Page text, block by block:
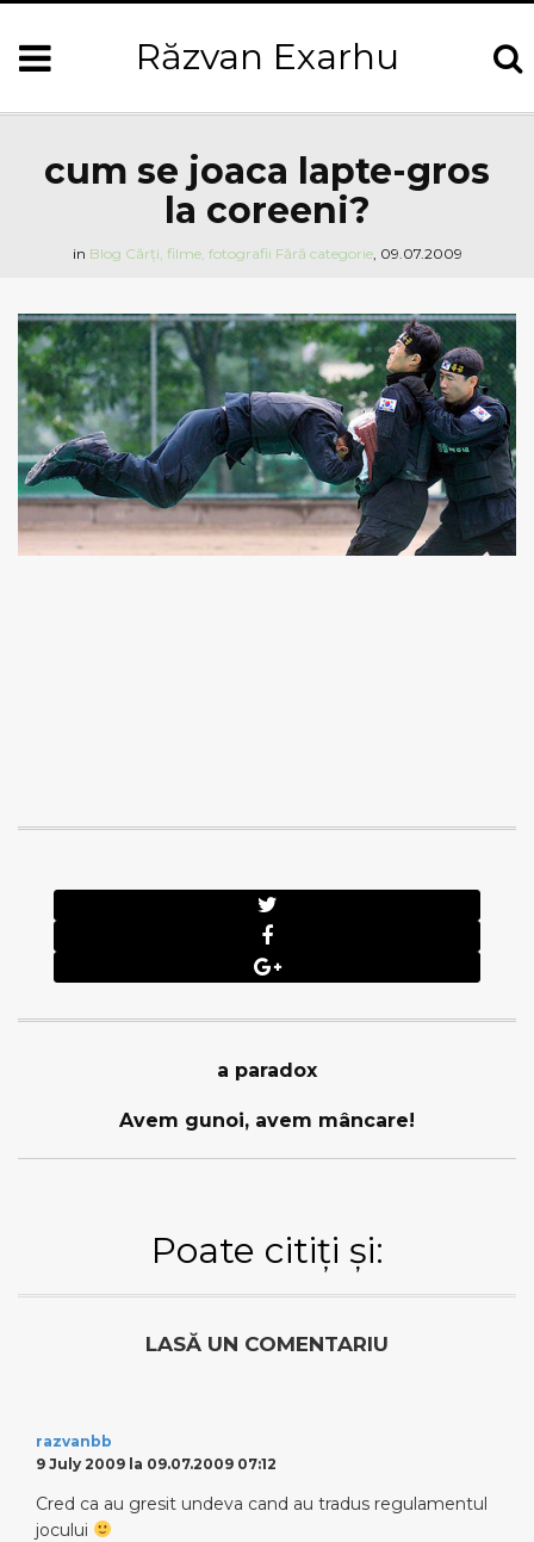
Răzvan Exarhu
cum se joaca lapte-gros
la coreeni?
in Blog Cărți, filme, fotografii Fără categorie, 09.07.2009
a paradox
Avem gunoi, avem mâncare!
Poate citiți și:
LASĂ UN COMENTARIU
razvanbb
9 July 2009 la 09.07.2009 07:12
Cred ca au gresit undeva cand au tradus regulamentul
jocului